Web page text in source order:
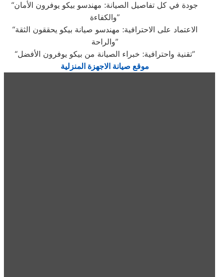
“جودة في كل تفاصيل الصيانة: مهندسو بيكو يوفرون الأمان
والكفاءة”
“الاعتماد على الاحترافية: مهندسو صيانة بيكو يحققون الثقة
والراحة”
“تقنية واحترافية: خبراء الصيانة من بيكو يوفرون الأفضل”
موقع صيانة الاجهزة المنزلية